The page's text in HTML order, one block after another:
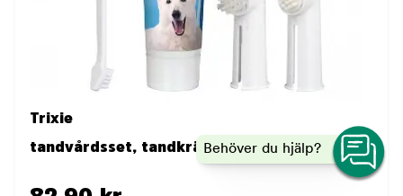
Trixie
tandvårdsset, tandkräm med mintsmak
Behöver du hjälp?